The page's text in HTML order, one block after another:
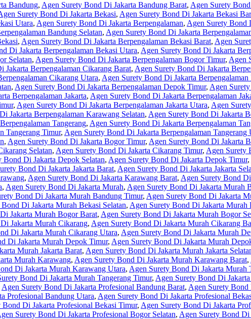
Bandung, Agen Surety Bond Di Jakarta Bandung Barat, Agen Surety
Surety Bond Di Jakarta Bekasi, Agen Surety Bond Di Jakarta Bekasi
Utara, Agen Surety Bond Di Jakarta Berpengalaman, Agen Surety Bond
Bandung Selatan, Agen Surety Bond Di Jakarta
, Agen Surety Bond Di Jakarta Berpengalaman Bekasi Barat, Agen
Di Jakarta Berpengalaman Bekasi Utara, Agen Surety Bond Di Jakarta
Selatan, Agen Surety Bond Di Jakarta Berpengalaman Bogor Timur, Agen
Jakarta Berpengalaman Cikarang Barat, Agen Surety Bond Di Jakarta
Cikarang Utara, Agen Surety Bond Di Jakarta Berpengalaman
, Agen Surety Bond Di Jakarta Berpengalaman Depok Timur, Agen
Berpengalaman Jakarta, Agen Surety Bond Di Jakarta Berpengalaman
, Agen Surety Bond Di Jakarta Berpengalaman Jakarta Utara, Agen
Jakarta Berpengalaman Karawang Selatan, Agen Surety Bond Di Jakarta
Tangerang, Agen Surety Bond Di Jakarta Berpengalaman
Tangerang Timur, Agen Surety Bond Di Jakarta Berpengalaman Tangerang
, Agen Surety Bond Di Jakarta Bogor Timur, Agen Surety Bond Di Jakarta
Selatan, Agen Surety Bond Di Jakarta Cikarang Timur, Agen Surety
Bond Di Jakarta Depok Selatan, Agen Surety Bond Di Jakarta Depok Timur,
Bond Di Jakarta Jakarta Barat, Agen Surety Bond Di Jakarta Jakarta
, Agen Surety Bond Di Jakarta Karawang Barat, Agen Surety Bond
, Agen Surety Bond Di Jakarta Murah, Agen Surety Bond Di Jakarta Murah
Bond Di Jakarta Murah Bandung Timur, Agen Surety Bond Di Jakarta
Di Jakarta Murah Bekasi Selatan, Agen Surety Bond Di Jakarta Murah
Jakarta Murah Bogor Barat, Agen Surety Bond Di Jakarta Murah Bogor
Jakarta Murah Cikarang, Agen Surety Bond Di Jakarta Murah Cikarang
Di Jakarta Murah Cikarang Utara, Agen Surety Bond Di Jakarta Murah
Di Jakarta Murah Depok Timur, Agen Surety Bond Di Jakarta Murah
Murah Jakarta Barat, Agen Surety Bond Di Jakarta Murah Jakarta
Murah Karawang, Agen Surety Bond Di Jakarta Murah Karawang Barat,
Di Jakarta Murah Karawang Utara, Agen Surety Bond Di Jakarta Murah
Bond Di Jakarta Murah Tangerang Timur, Agen Surety Bond Di
Agen Surety Bond Di Jakarta Profesional Bandung Barat, Agen Surety Bond
Profesional Bandung Utara, Agen Surety Bond Di Jakarta Profesional
Di Jakarta Profesional Bekasi Timur, Agen Surety Bond Di Jakarta
Surety Bond Di Jakarta Profesional Bogor Selatan, Agen Surety Bond Di